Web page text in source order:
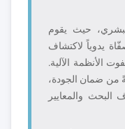
حيث يقوم
يدوياً لاكتشاف
الأنظمة الآلية.
من ضمان الجودة،
البحث والمعايير